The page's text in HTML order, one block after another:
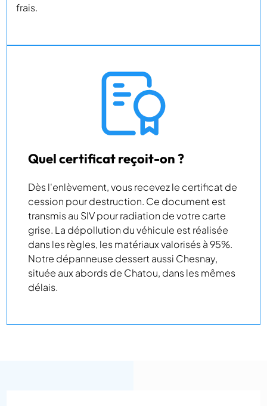
frais.
Quel certificat reçoit-on ?
Dès l'enlèvement, vous recevez le certificat de
cession pour destruction. Ce document est
transmis au SIV pour radiation de votre carte
grise. La dépollution du véhicule est réalisée
dans les règles, les matériaux valorisés à 95%.
Notre dépanneuse dessert aussi Chesnay,
située aux abords de Chatou, dans les mêmes
délais.